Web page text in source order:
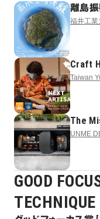
離島
福井工業
Craft
Taiwan
The
UNME
GOOD